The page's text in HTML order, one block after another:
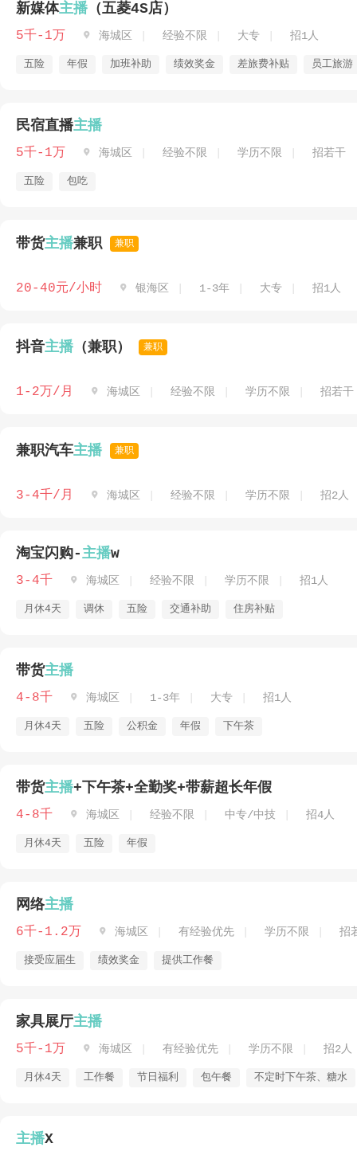
新媒体主播 （五菱4S店）
5千-1万  海城区 经验不限 大专 招1人
五险 年假 加班补助 绩效奖金 差旅费补贴 员工旅游
民宿直播主播
5千-1万  海城区 经验不限 学历不限 招若干
五险 包吃
带货主播兼职 兼职
20-40元/小时  银海区 1-3年 大专 招1人
抖音主播 （兼职） 兼职
1-2万/月  海城区 经验不限 学历不限 招若干
兼职汽车主播 兼职
3-4千/月  海城区 经验不限 学历不限 招2人
淘宝闪购-主播w
3-4千  海城区 经验不限 学历不限 招1人
月休4天 调休 五险 交通补助 住房补贴
带货主播
4-8千  海城区 1-3年 大专 招1人
月休4天 五险 公积金 年假 下午茶
带货主播+下午茶+全勤奖+带薪超长年假
4-8千  海城区 经验不限 中专/中技 招4人
月休4天 五险 年假
网络主播
6千-1.2万  海城区 有经验优先 学历不限 招
接受应届生 绩效奖金 提供工作餐
家具展厅主播
5千-1万  海城区 有经验优先 学历不限 招2人
月休4天 工作餐 节日福利 包午餐 不定时下午茶、糖水
主播X